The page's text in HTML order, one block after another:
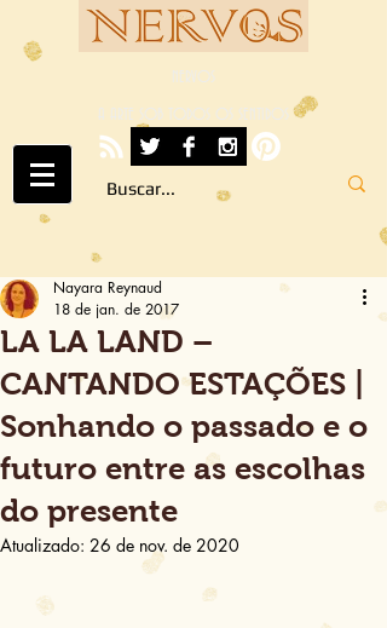
NERVOS
A ARTE SOB TODOS OS SENTIDOS
LA LA LAND –
CANTANDO ESTAÇÕES |
Sonhando o passado e o
futuro entre as escolhas
do presente
Nayara Reynaud
18 de jan. de 2017
Atualizado: 26 de nov. de 2020